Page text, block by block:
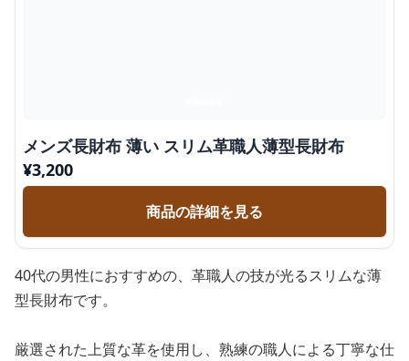
メンズ長財布 薄い スリム革職人薄型長財布
¥3,200
商品の詳細を見る
40代の男性におすすめの、革職人の技が光るスリムな薄
型長財布です。
厳選された上質な革を使用し、熟練の職人による丁寧な仕